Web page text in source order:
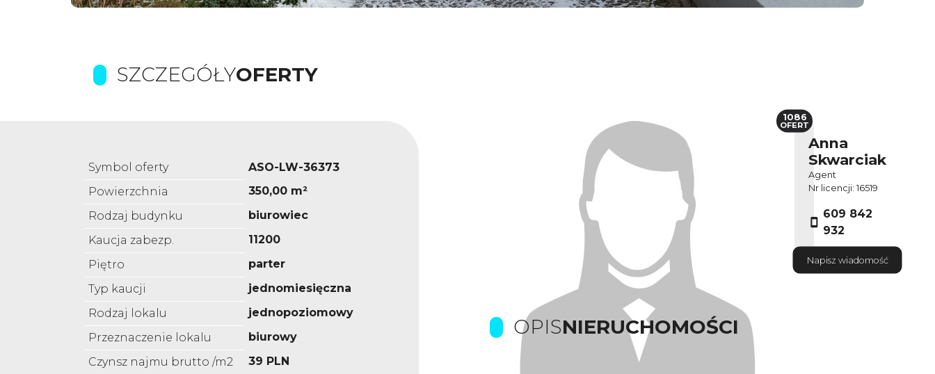
SZCZEGÓŁYOFERTY
Symbol oferty
ASO-LW-36373
Powierzchnia
350,00 m²
Rodzaj budynku
biurowiec
Kaucja zabezp.
11200
Piętro
parter
Typ kaucji
jednomiesięczna
Rodzaj lokalu
jednopoziomowy
Przeznaczenie lokalu
biurowy
Czynsz najmu brutto /m2
39 PLN
Anna
Skwarciak
Agent
Nr licencji: 16519
609 842
932
Napisz wiadomość
1086
OFERT
OPISNIERUCHOMOŚCI